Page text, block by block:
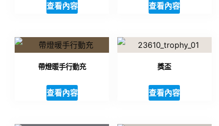
查看內容 查看內容
帶燈暖手行動充
查看內容
獎盃
查看內容